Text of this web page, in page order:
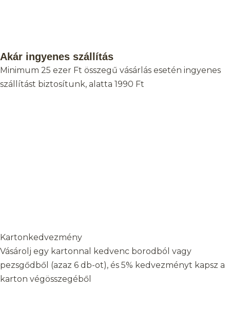
Akár ingyenes szállítás
Minimum 25 ezer Ft összegű vásárlás esetén ingyenes
szállítást biztosítunk, alatta 1990 Ft
Kartonkedvezmény
Vásárolj egy kartonnal kedvenc borodból vagy
pezsgődből (azaz 6 db-ot), és 5% kedvezményt kapsz a
karton végösszegéből